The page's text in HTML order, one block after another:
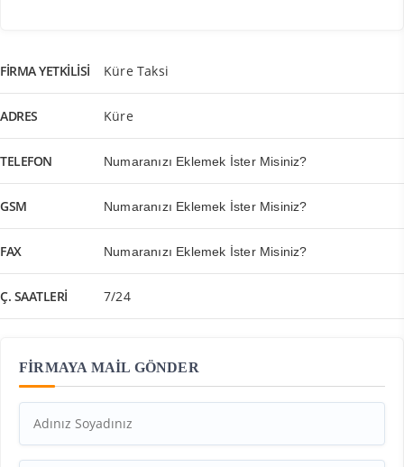
FIRMA YETKILISI Küre Taksi
ADRES Küre
TELEFON Numaranızı Eklemek İster Misiniz?
GSM Numaranızı Eklemek İster Misiniz?
FAX Numaranızı Eklemek İster Misiniz?
Ç. SAATLERI 7/24
FİRMAYA MAİL GÖNDER